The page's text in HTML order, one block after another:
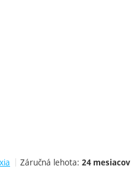
Záručná lehota: 24 mesiacov